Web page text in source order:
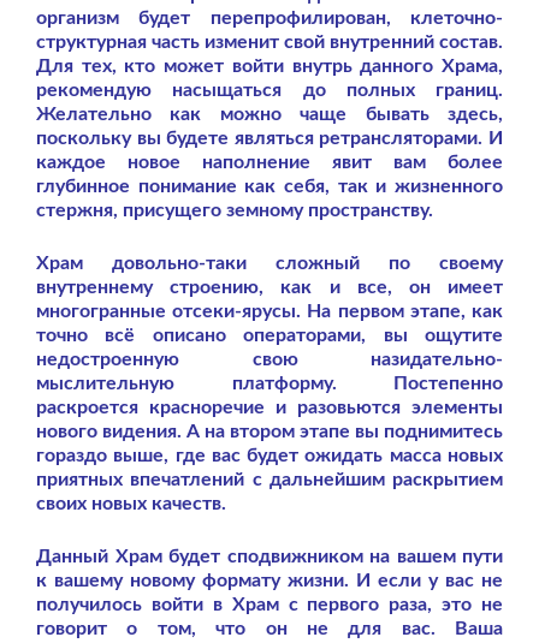
организм будет перепрофилирован, клеточно-
структурная часть изменит свой внутренний состав.
Для тех, кто может войти внутрь данного Храма,
рекомендую насыщаться до полных границ.
Желательно как можно чаще бывать здесь,
поскольку вы будете являться ретрансляторами. И
каждое новое наполнение явит вам более
глубинное понимание как себя, так и жизненного
стержня, присущего земному пространству.
Храм довольно-таки сложный по своему
внутреннему строению, как и все, он имеет
многогранные отсеки-ярусы. На первом этапе, как
точно всё описано операторами, вы ощутите
недостроенную свою назидательно-
мыслительную платформу. Постепенно
раскроется красноречие и разовьются элементы
нового видения. А на втором этапе вы поднимитесь
гораздо выше, где вас будет ожидать масса новых
приятных впечатлений с дальнейшим раскрытием
своих новых качеств.
Данный Храм будет сподвижником на вашем пути
к вашему новому формату жизни. И если у вас не
получилось войти в Храм с первого раза, это не
говорит о том, что он не для вас. Ваша